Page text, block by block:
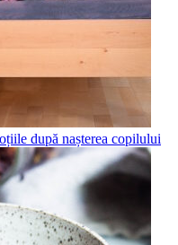
după nașterea copilului